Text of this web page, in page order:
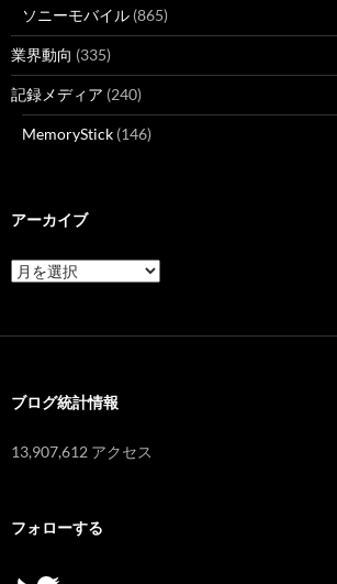
ソニーモバイル (865)
業界動向 (335)
記録メディア (240)
MemoryStick (146)
アーカイブ
ア
ー
ブログ統計情報
13,907,612 アクセス
フォローする
Twitter